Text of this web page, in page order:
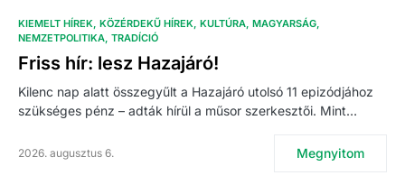
KIEMELT HÍREK KÖZÉRDEKŰ HÍREK KULTÚRA MAGYARSÁG
NEMZETPOLITIKA TRADÍCIÓ
Friss hír: lesz Hazajáró!
Kilenc nap alatt összegyűlt a Hazajáró utolsó 11 epizódjához
szükséges pénz – adták hírül a műsor szerkesztői. Mint…
2026. augusztus 6. Megnyitom